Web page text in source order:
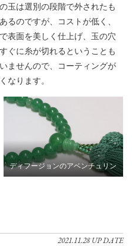
玉は選別の段階で外されたも
るのですが、コストが低く、
表面を美しく仕上げ、玉の穴
ぐに糸が切れるということも
ませんので、コーティングが
なります。
ディフージョンのアベンチュリン
2021.11.28 UP DATE